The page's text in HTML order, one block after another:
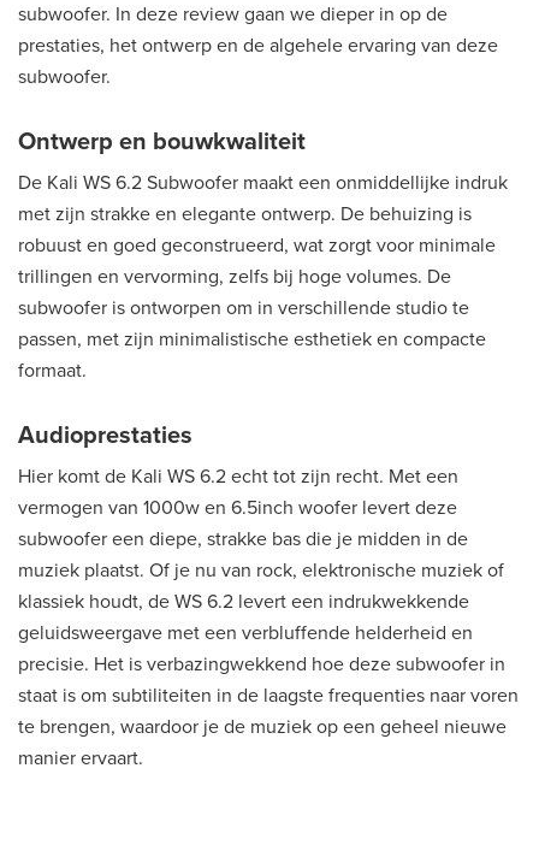
subwoofer. In deze review gaan we dieper in op de
prestaties, het ontwerp en de algehele ervaring van deze
subwoofer.
Ontwerp en bouwkwaliteit
De Kali WS 6.2 Subwoofer maakt een onmiddellijke indruk
met zijn strakke en elegante ontwerp. De behuizing is
robuust en goed geconstrueerd, wat zorgt voor minimale
trillingen en vervorming, zelfs bij hoge volumes. De
subwoofer is ontworpen om in verschillende studio te
passen, met zijn minimalistische esthetiek en compacte
formaat.
Audioprestaties
Hier komt de Kali WS 6.2 echt tot zijn recht. Met een
vermogen van 1000w en 6.5inch woofer levert deze
subwoofer een diepe, strakke bas die je midden in de
muziek plaatst. Of je nu van rock, elektronische muziek of
klassiek houdt, de WS 6.2 levert een indrukwekkende
geluidsweergave met een verbluffende helderheid en
precisie. Het is verbazingwekkend hoe deze subwoofer in
staat is om subtiliteiten in de laagste frequenties naar voren
te brengen, waardoor je de muziek op een geheel nieuwe
manier ervaart.